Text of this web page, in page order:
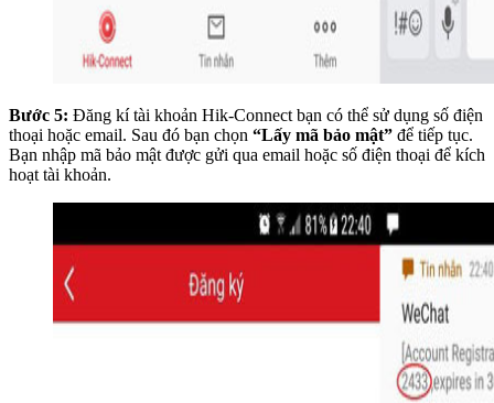
Bước 5: Đăng kí tài khoản Hik-Connect bạn có thể sử dụng số điện
thoại hoặc email. Sau đó bạn chọn “Lấy mã bảo mật” để tiếp tục.
Bạn nhập mã bảo mật được gửi qua email hoặc số điện thoại để kích
hoạt tài khoản.